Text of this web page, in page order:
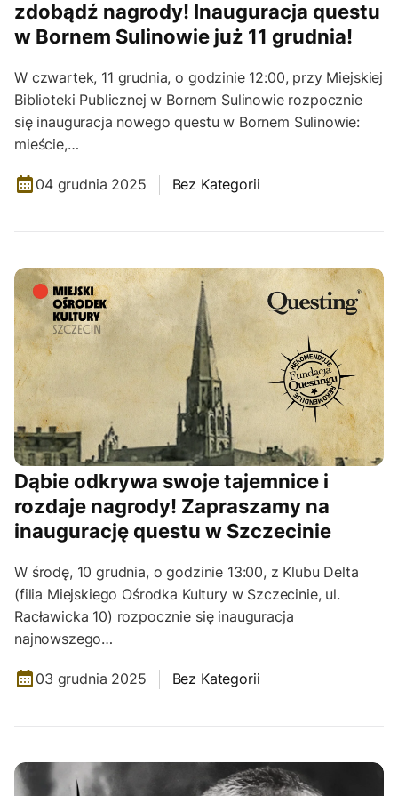
zdobądź nagrody! Inauguracja questu
w Bornem Sulinowie już 11 grudnia!
W czwartek, 11 grudnia, o godzinie 12:00, przy Miejskiej
Biblioteki Publicznej w Bornem Sulinowie rozpocznie
się inauguracja nowego questu w Bornem Sulinowie:
mieście,…
04 grudnia 2025 Bez Kategorii
Dąbie odkrywa swoje tajemnice i
rozdaje nagrody! Zapraszamy na
inaugurację questu w Szczecinie
W środę, 10 grudnia, o godzinie 13:00, z Klubu Delta
(filia Miejskiego Ośrodka Kultury w Szczecinie, ul.
Racławicka 10) rozpocznie się inauguracja
najnowszego…
03 grudnia 2025 Bez Kategorii